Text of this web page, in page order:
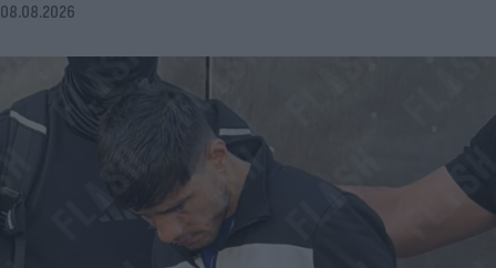
08.08.2026